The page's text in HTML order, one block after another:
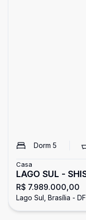
Dorm 5
Casa
LAGO SUL -
Padrão na SHIS
m² e Terreno de
R$ 7.989.000,00
Lago Sul, Brasília - DF